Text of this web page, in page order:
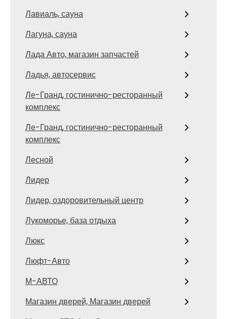
Лавиаль, сауна
Лагуна, сауна
Лада Авто, магазин запчастей
Ладья, автосервис
Ле-Гранд, гостинично-ресторанный
комплекс
Ле-Гранд, гостинично-ресторанный
комплекс
Лесной
Лидер
Лидер, оздоровительный центр
Лукоморье, база отдыха
Люкс
Люфт-Авто
М-АВТО
Магазин дверей, Магазин дверей